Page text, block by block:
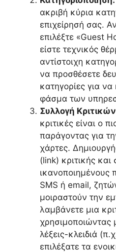
ακριβή κύρια
επιχείρησή σας.
επιλέξτε «Guest
είστε τεχνικός
αντίστοιχη
να προσθέσετε
κατηγορίες για
φάσμα των
Συλλογή
κριτικές είναι ο
παράγοντας για
χάρτες.
(link) κριτικής και
ικανοποιημένους
SMS ή email,
μοιραστούν την
λαμβάνετε μια
χρησιμοποιώντας
λέξεις-κλειδιά
επιλέξατε τα